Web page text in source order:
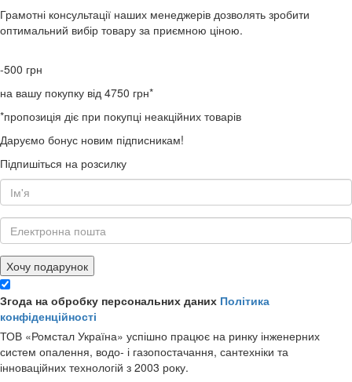
Грамотні консультації наших менеджерів дозволять зробити
оптимальний вибір товару за приємною ціною.
-500 грн
на вашу покупку від 4750 грн*
*пропозиція діє при покупці неакційних товарів
Даруємо бонус новим підписникам!
Підпишіться на розсилку
Хочу подарунок
Згода на обробку персональних даних Політика
конфіденційності
ТОВ «Ромстал Україна» успішно працює на ринку інженерних
систем опалення, водо- і газопостачання, сантехніки та
інноваційних технологій з 2003 року.